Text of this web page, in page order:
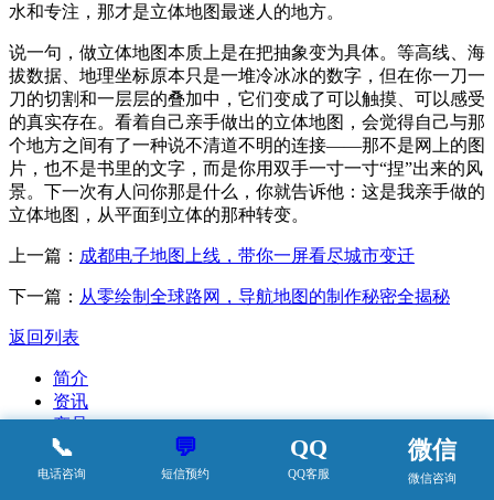
水和专注，那才是立体地图最迷人的地方。
说一句，做立体地图本质上是在把抽象变为具体。等高线、海
拔数据、地理坐标原本只是一堆冷冰冰的数字，但在你一刀一
刀的切割和一层层的叠加中，它们变成了可以触摸、可以感受
的真实存在。看着自己亲手做出的立体地图，会觉得自己与那
个地方之间有了一种说不清道不明的连接——那不是网上的图
片，也不是书里的文字，而是你用双手一寸一寸“捏”出来的风
景。下一次有人问你那是什么，你就告诉他：这是我亲手做的
立体地图，从平面到立体的那种转变。
上一篇： 成都电子地图上线，带你一屏看尽城市变迁
下一篇： 从零绘制全球路网，导航地图的制作秘密全揭秘
返回列表
📞
电话咨询
💬
短信预约
QQ
QQ客服
微信
微信咨询
简介
资讯
产品
案例
动态